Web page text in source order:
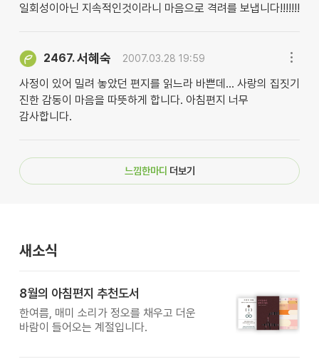
일회성이아닌 지속적인것이라니 마음으로 격려를 보냅니다!!!!!!!
2467.서혜숙 2007.03.28 19:59
사정이 있어 밀려 놓았던 편지를 읽느라 바쁜데... 사랑의 집짓기
진한 감동이 마음을 따뜻하게 합니다. 아침편지 너무
감사합니다.
느낌한마디 더보기
새소식
8월의 아침편지 추천도서
한여름, 매미 소리가 정오를 채우고 더운
바람이 들어오는 계절입니다.